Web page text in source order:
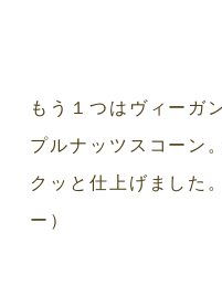
もう１つはヴィーガ
プルナッツスコーン
クッと仕上げました
ー）